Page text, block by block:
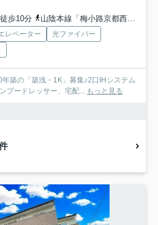
歩10分
山陰本線「梅小路京都西」駅 徒歩22分
レベーター
光ファイバー
年築の「築浅・1K」募集♪2口IHシステム
プードレッサー、宅配... もっと見る